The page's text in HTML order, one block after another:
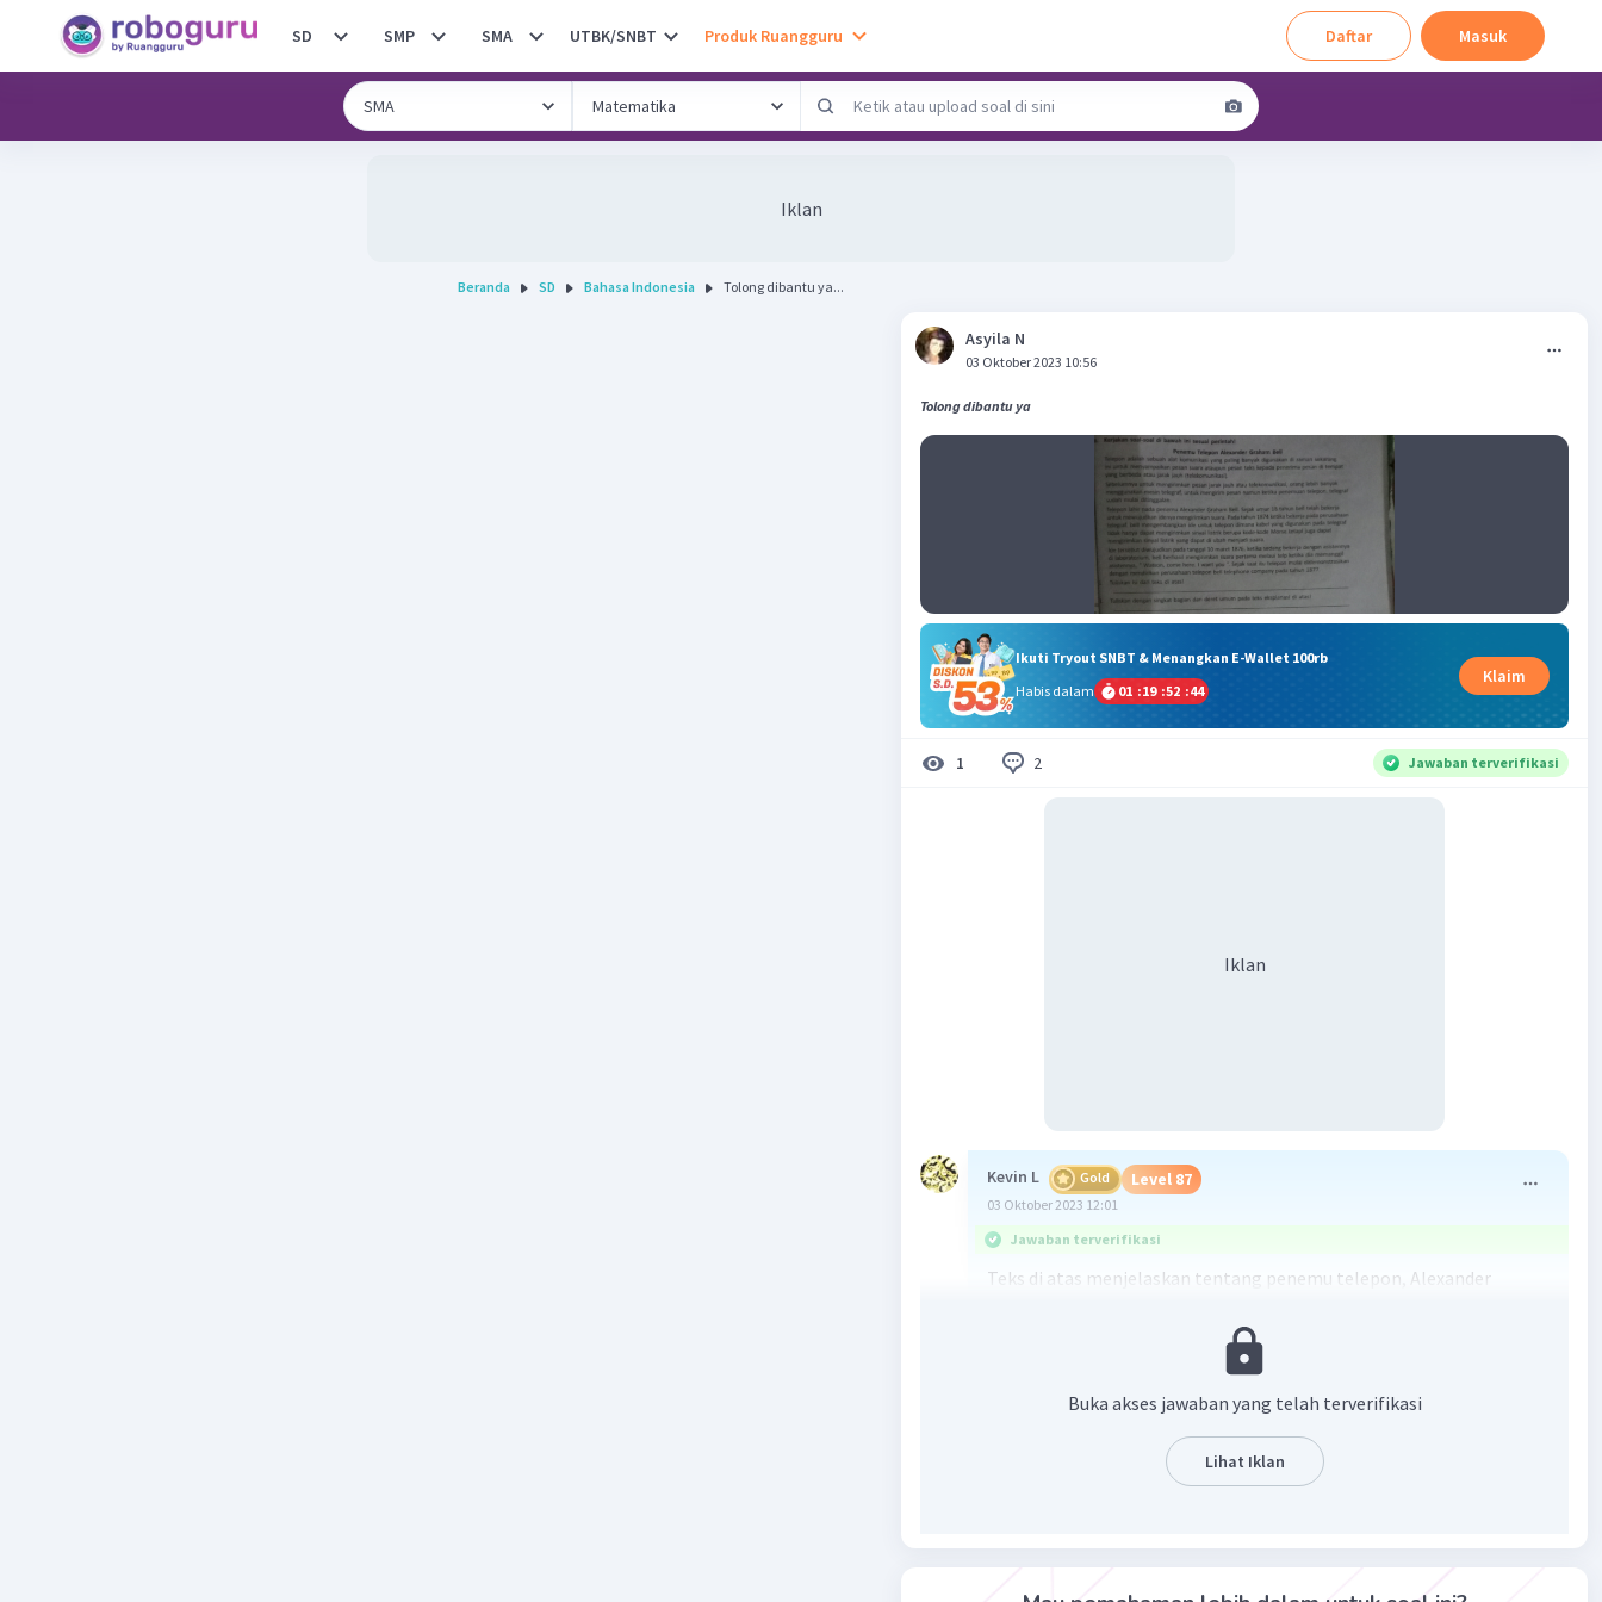
SD SMP SMA UTBK/SNBT Produk Ruangguru Daftar Masuk
Iklan
Beranda SD Bahasa Indonesia Tolong dibantu ya...
Asyila N
03 Oktober 2023 10:56
Tolong dibantu ya
Ikuti Tryout SNBT & Menangkan E-Wallet 100rb
Habis dalam
01 :19 :52 :43
Klaim
1 2 Jawaban terverifikasi
Iklan
Kevin L Gold Level 87
03 Oktober 2023 12:01
Jawaban terverifikasi
Teks di atas menjelaskan tentang penemu telepon, Alexander
1. Telepon adalah alat komunikasi penting yang revolusioner dalam
2. Alexander Graham Bell adalah penemu telepon, yang bekerja pada
telegraf, bukan hanya kode-kode Morse.
Buka akses jawaban yang telah terverifikasi
Lihat Iklan